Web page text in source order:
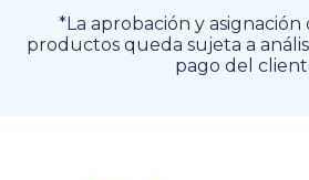
*La aprobación y
productos queda sujeta a
pago del